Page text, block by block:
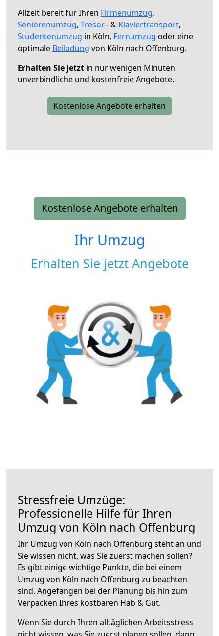
Allzeit bereit für Ihren Firmenumzug,
Seniorenumzug, Tresor– & Klaviertransport,
Studentenumzug in Köln, Fernumzug oder eine
optimale Beiladung von Köln nach Offenburg.
Erhalten Sie jetzt in nur wenigen Minuten
unverbindliche und kostenfreie Angebote.
Kostenlose Angebote erhalten
Kostenlose Angebote erhalten
Ihr Umzug
Erhalten Sie jetzt Angebote
Stressfreie Umzüge:
Professionelle Hilfe für Ihren
Umzug von Köln nach Offenburg
Ihr Umzug von Köln nach Offenburg steht an und
Sie wissen nicht, was Sie zuerst machen sollen?
Es gibt einige wichtige Punkte, die bei einem
Umzug von Köln nach Offenburg zu beachten
sind. Angefangen bei der Planung bis hin zum
Verpacken Ihres kostbaren Hab & Gut.
Wenn Sie durch Ihren alltäglichen Arbeitsstress